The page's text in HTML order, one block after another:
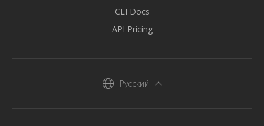
CLI Docs
API Pricing
Русский